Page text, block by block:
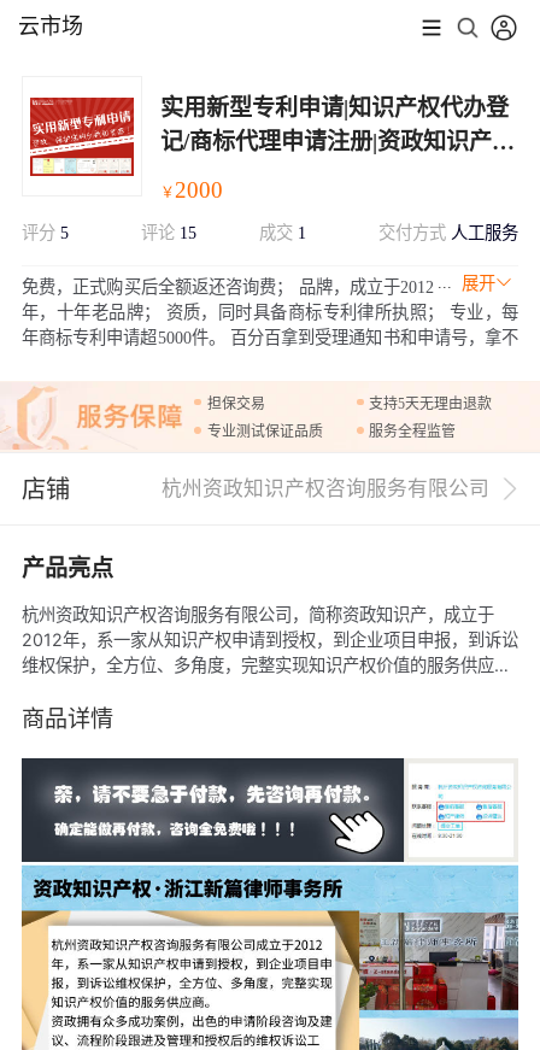
云市场
实用新型专利申请|知识产权代办登
记/商标代理申请注册|资政知识产
￥ 2000
评分 5 评论 15 成交 1 交付方式 人工服务
展开
免费，正式购买后全额返还咨询费； 品牌，成立于2012
年，十年老品牌； 资质，同时具备商标专利律所执照； 专业，每
年商标专利申请超5000件。 百分百拿到受理通知书和申请号，拿不
户专享。
担保交易
支持5天无理由退款
专业测试保证品质
服务全程监管
店铺 杭州资政知识产权咨询服务有限公司
产品亮点
杭州资政知识产权咨询服务有限公司，简称资政知识产，成立于
2012年，系一家从知识产权申请到授权，到企业项目申报，到诉讼
维权保护，全方位、多角度，完整实现知识产权价值的服务供应
可证号：23301201810018639）、专利代理资质（专利机构代
等资质的综合性知识产权服务机构。资政知识产权拥有众多成功案
例，出色的申请阶段咨询及建议、流程阶段跟进及管理和授权后的
维权诉讼工作，让大部分客户最终选择资政作为知识产权领域的合
作伙伴。
商品详情